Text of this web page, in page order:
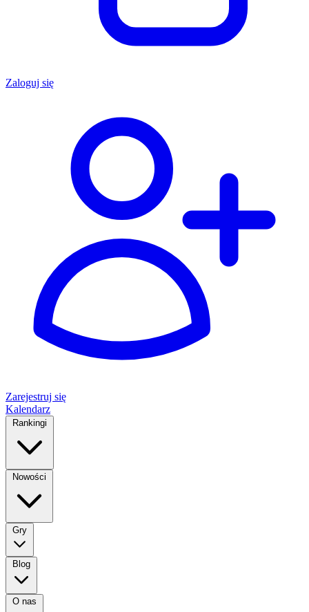
Zaloguj się
Zarejestruj się
Kalendarz
Rankingi
Nowości
Gry
Blog
O nas